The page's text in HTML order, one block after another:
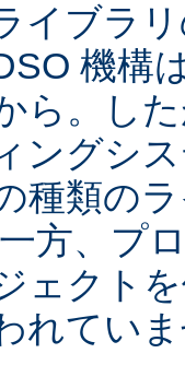
イブラ
機構
ら。し
ングシ
種類の
方、プ
ェクト
れていま